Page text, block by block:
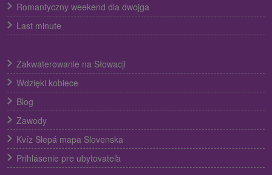
Romantyczny weekend dla dwojga
Last minute
Zakwaterowanie na Słowacji
Wdzięki kobiece
Blog
Zawody
Kvíz Slepá mapa Slovenska
Prihlásenie pre ubytovateľa